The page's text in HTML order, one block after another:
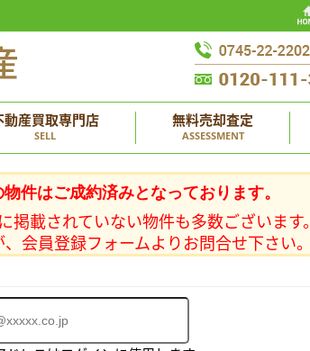
動産買取専門店
SELL
無料売却査定
ASSESSMENT
件はご成約済みとなっております。
掲載されていない物件も多数ございます。
会員登録フォームよりお問合せ下さい。